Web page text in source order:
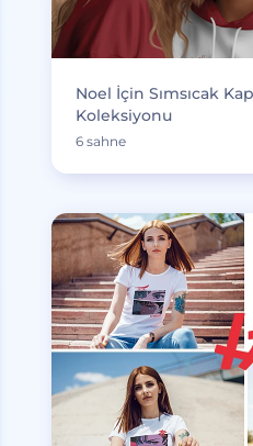
Noel İçin Sımsıcak
Koleksiyonu
6 sahne